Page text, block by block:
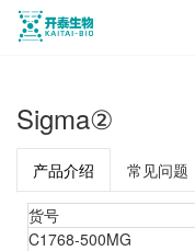
Sigma②
产品介绍 常见问题
货号
C1768-500MG